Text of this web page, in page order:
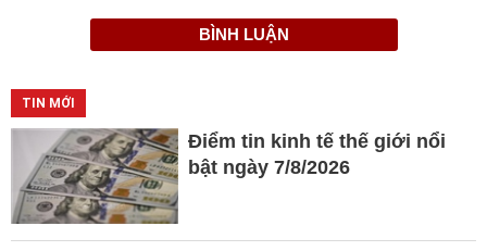
BÌNH LUẬN
TIN MỚI
Điểm tin kinh tế thế giới nổi
bật ngày 7/8/2026